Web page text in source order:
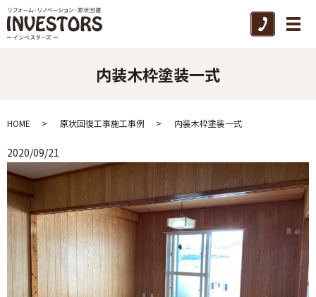
メ
内装木枠塗装一式
HOME 原状回復工事施工事例 内装木枠塗装一式
2020/09/21